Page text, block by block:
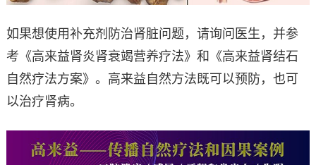
如果想使用补充剂防治肾脏问题，请询问医生，并参
考《高来益肾炎肾衰竭营养疗法》和《高来益肾结石
自然疗法方案》。高来益自然方法既可以预防，也可
以治疗肾病。